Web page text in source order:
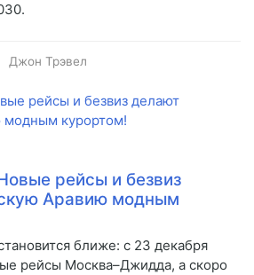
Джон Трэвел
рейсы и безвиз
Аравию модным
ближе: с 23 декабря
рейсы Москва–Джидда, а скоро